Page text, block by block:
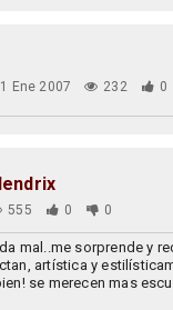
Ene 2007 232 0
555 0 0
mal..me sorprende y
artística y
se merecen mas